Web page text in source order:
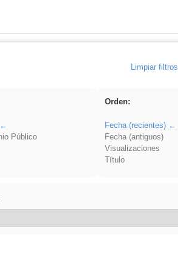
Limpiar filtros
Público
Orden:
Fecha (recientes)
Fecha (antiguos)
Visualizaciones
Título